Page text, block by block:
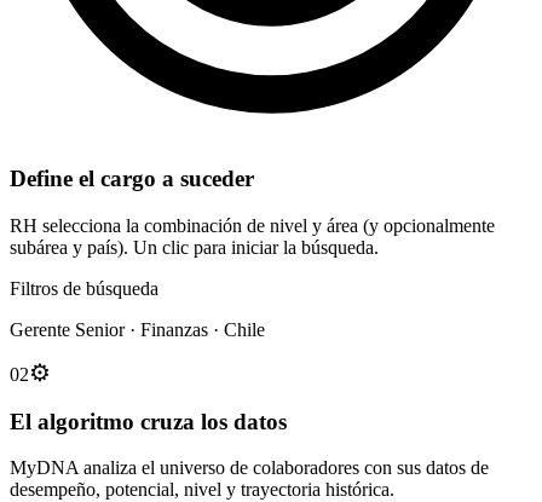
Define el cargo a suceder
RH selecciona la combinación de nivel y área (y opcionalmente
subárea y país). Un clic para iniciar la búsqueda.
Filtros de búsqueda
Gerente Senior · Finanzas · Chile
02⚙️
El algoritmo cruza los datos
MyDNA analiza el universo de colaboradores con sus datos de
desempeño, potencial, nivel y trayectoria histórica.